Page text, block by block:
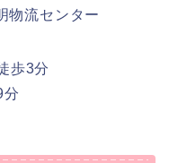
物流センター
歩3分